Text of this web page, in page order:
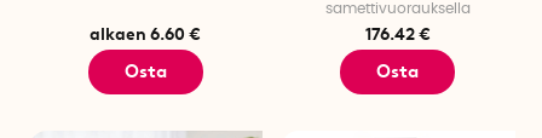
alkaen 6.60 €
Osta
samettivuorauksella
176.42 €
Osta